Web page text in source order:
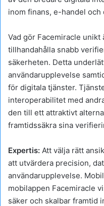
inom finans, e-handel
Vad gör Facemiracle unikt
tillhandahålla snabb
säkerheten. Detta
användarupplevelse
för digitala tjänster.
interoperabilitet med
den till ett attraktivt
framtidssäkra sina
Expertis: Att välja rätt
att utvärdera precision,
användarupplevelse.
mobilappen Facemiracle
säker och skalbar framtid